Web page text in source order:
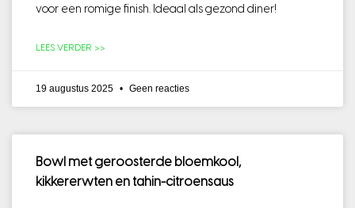
voor een romige finish. Ideaal als gezond diner!
LEES VERDER >>
19 augustus 2025 Geen reacties
Bowl met geroosterde bloemkool,
kikkererwten en tahin-citroensaus